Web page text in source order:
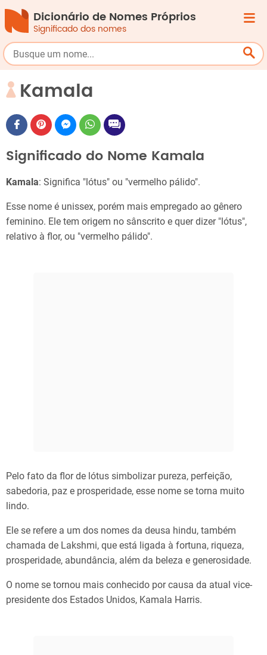
Dicionário de Nomes Próprios
Significado dos nomes
Kamala
Significado do Nome Kamala
Kamala: Significa "lótus" ou "vermelho pálido".
Esse nome é unissex, porém mais empregado ao gênero
feminino. Ele tem origem no sânscrito e quer dizer "lótus",
relativo à flor, ou "vermelho pálido".
Pelo fato da flor de lótus simbolizar pureza, perfeição,
sabedoria, paz e prosperidade, esse nome se torna muito
lindo.
Ele se refere a um dos nomes da deusa hindu, também
chamada de Lakshmi, que está ligada à fortuna, riqueza,
prosperidade, abundância, além da beleza e generosidade.
O nome se tornou mais conhecido por causa da atual vice-
presidente dos Estados Unidos, Kamala Harris.